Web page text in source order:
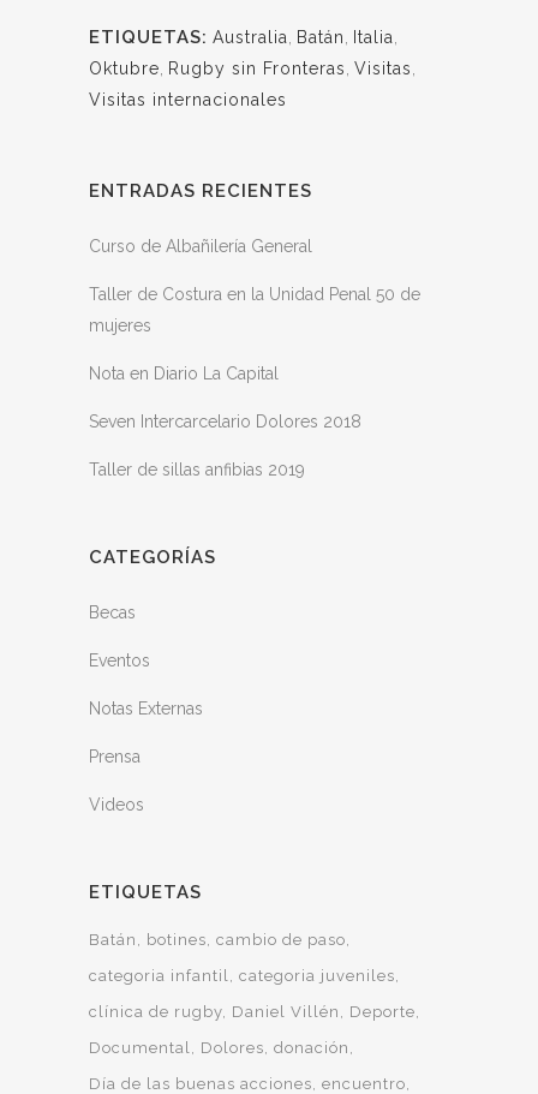
ETIQUETAS: Australia Batán Italia
Oktubre Rugby sin Fronteras Visitas
Visitas internacionales
ENTRADAS RECIENTES
Curso de Albañilería General
Taller de Costura en la Unidad Penal 50 de
mujeres
Nota en Diario La Capital
Seven Intercarcelario Dolores 2018
Taller de sillas anfibias 2019
CATEGORÍAS
Becas
Eventos
Notas Externas
Prensa
Videos
ETIQUETAS
Batán botines cambio de paso
categoria infantil
categoria juveniles
clínica de rugby Daniel Villén
Deporte
Documental
Dolores donación
Día de las buenas acciones encuentro